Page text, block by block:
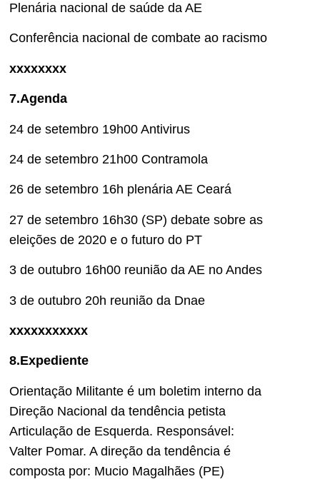
Plenária nacional de saúde da AE
Conferência nacional de combate ao racismo
xxxxxxxx
7.Agenda
24 de setembro 19h00 Antivirus
24 de setembro 21h00 Contramola
26 de setembro 16h plenária AE Ceará
27 de setembro 16h30 (SP) debate sobre as
eleições de 2020 e o futuro do PT
3 de outubro 16h00 reunião da AE no Andes
3 de outubro 20h reunião da Dnae
xxxxxxxxxxx
8.Expediente
Orientação Militante é um boletim interno da
Direção Nacional da tendência petista
Articulação de Esquerda. Responsável:
Valter Pomar. A direção da tendência é
composta por: Mucio Magalhães (PE)